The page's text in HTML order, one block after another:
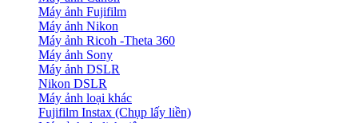
Máy ảnh Fujifilm
Máy ảnh Nikon
Máy ảnh Ricoh -Theta 360
Máy ảnh Sony
Máy ảnh DSLR
Nikon DSLR
Máy ảnh loại khác
Fujifilm Instax (Chụp lấy liền)